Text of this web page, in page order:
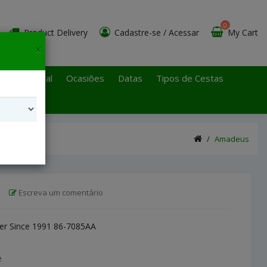
Product Delivery Cadastre-se / Acessar My Cart
0
Paulo Litoral Ocasiões Datas
Tipos de Cestas
Amadeus
Escreva um comentário
Since 1991 86-7085AA
×